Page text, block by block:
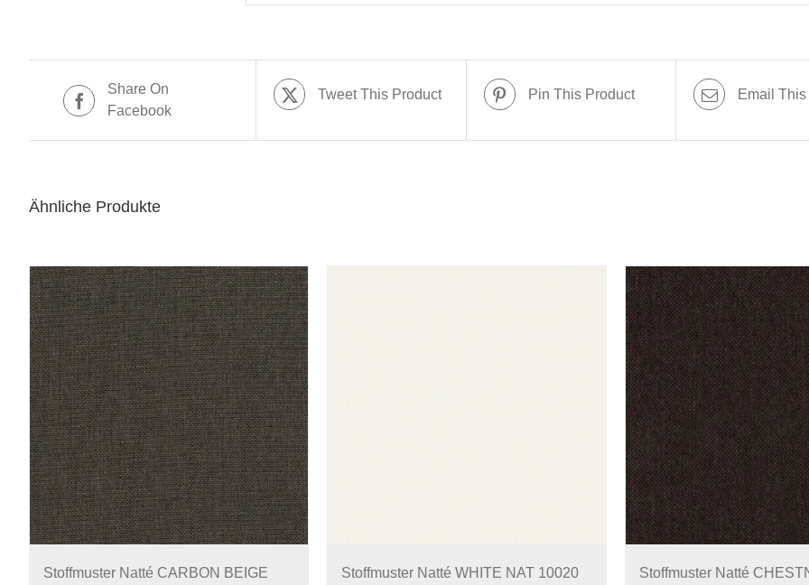
Share On
Facebook
Tweet This Product Pin This Product Email
Ähnliche Produkte
Stoffmuster Natté CARBON BEIGE
Stoffmuster Natté WHITE NAT 10020
Stoffmuster Natté